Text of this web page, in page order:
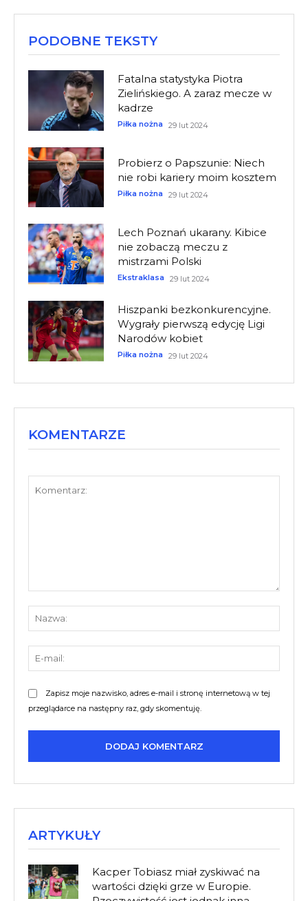
PODOBNE TEKSTY
Fatalna statystyka Piotra
Zielińskiego. A zaraz mecze w
kadrze
Piłka nożna 29 lut 2024
Probierz o Papszunie: Niech
nie robi kariery moim kosztem
Piłka nożna 29 lut 2024
Lech Poznań ukarany. Kibice
nie zobaczą meczu z
mistrzami Polski
Ekstraklasa 29 lut 2024
Hiszpanki bezkonkurencyjne.
Wygrały pierwszą edycję Ligi
Narodów kobiet
Piłka nożna 29 lut 2024
KOMENTARZE
Zapisz moje nazwisko, adres e-mail i stronę internetową w tej
przeglądarce na następny raz, gdy skomentuję.
ARTYKUŁY
Kacper Tobiasz miał zyskiwać na
wartości dzięki grze w Europie.